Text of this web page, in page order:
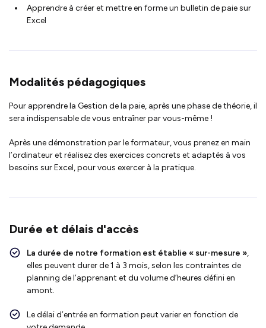
Apprendre à créer et mettre en forme un bulletin de paie sur
Excel
Modalités pédagogiques
Pour apprendre la Gestion de la paie, après une phase de théorie, il
sera indispensable de vous entraîner par vous-même !
Après une démonstration par le formateur, vous prenez en main
l’ordinateur et réalisez des exercices concrets et adaptés à vos
besoins sur Excel, pour vous exercer à la pratique.
Durée et délais d'accès
La durée de notre formation est établie « sur-mesure »,
elles peuvent durer de 1 à 3 mois, selon les contraintes de
planning de l’apprenant et du volume d’heures défini en
amont.
Le délai d’entrée en formation peut varier en fonction de